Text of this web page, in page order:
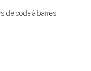
de code à barres